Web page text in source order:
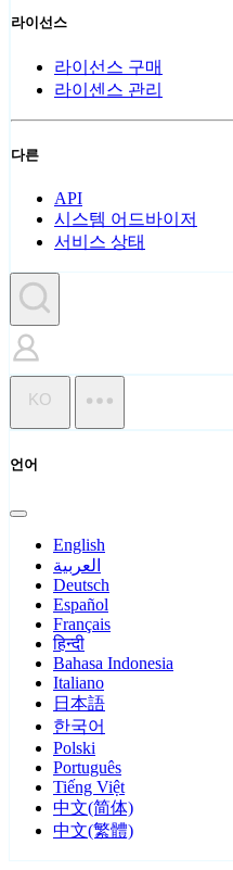
라이선스
라이선스 구매
라이센스 관리
다른
API
시스템 어드바이저
서비스 상태
KO
언어
English
العربية
Deutsch
Español
Français
हिन्दी
Bahasa Indonesia
Italiano
日本語
한국어
Polski
Português
Tiếng Việt
中文(简体)
中文(繁體)